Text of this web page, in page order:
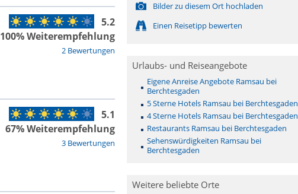
2 Bewertungen
5.2
100% Weiterempfehlung
3 Bewertungen
5.1
67% Weiterempfehlung
Bilder zu diesem Ort hochladen
Einen Reisetipp bewerten
Urlaubs- und Reiseangebote
Eigene Anreise Angebote Ramsau bei
Berchtesgaden
5 Sterne Hotels Ramsau bei Berchtesgaden
4 Sterne Hotels Ramsau bei Berchtesgaden
Restaurants Ramsau bei Berchtesgaden
Sehenswürdigkeiten Ramsau bei
Berchtesgaden
Weitere beliebte Orte